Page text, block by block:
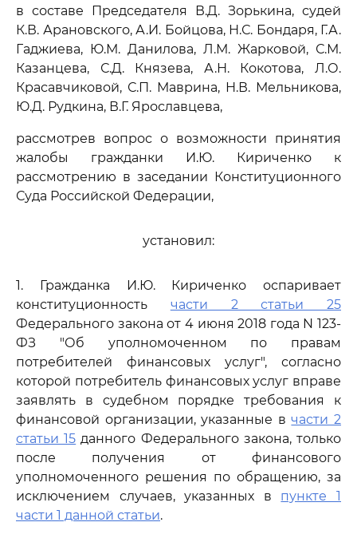
в составе Председателя В.Д. Зорькина, судей
К.В. Арановского, А.И. Бойцова, Н.С. Бондаря, Г.А.
Гаджиева, Ю.М. Данилова, Л.М. Жарковой, С.М.
Казанцева, С.Д. Князева, А.Н. Кокотова, Л.О.
Красавчиковой, С.П. Маврина, Н.В. Мельникова,
Ю.Д. Рудкина, В.Г. Ярославцева,
рассмотрев вопрос о возможности принятия
жалобы гражданки И.Ю. Кириченко к
рассмотрению в заседании Конституционного
Суда Российской Федерации,
установил:
1. Гражданка И.Ю. Кириченко оспаривает
конституционность части 2 статьи 25
Федерального закона от 4 июня 2018 года N 123-
ФЗ "Об уполномоченном по правам
потребителей финансовых услуг", согласно
которой потребитель финансовых услуг вправе
заявлять в судебном порядке требования к
финансовой организации, указанные вчасти 2
статьи 15 данного Федерального закона, только
после получения от финансового
уполномоченного решения по обращению, за
исключением случаев, указанных в пункте 1
части 1 данной статьи.